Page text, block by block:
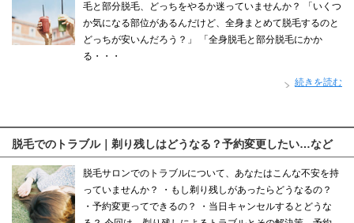
毛と部分脱毛、どっちをやるか迷っていませんか？ 「いくつ
か気になる部位があるんだけど、全身まとめて脱毛するのと
どっちが安いんだろう？」 「全身脱毛と部分脱毛にかか
る・・・
続きを読む
脱毛でのトラブル｜剃り残しはどうなる？予約変更したい…など
脱毛サロンでのトラブルについて、あなたはこんな不安を持
っていませんか？ ・もし剃り残しがあったらどうなるの？
・予約変更ってできるの？ ・当日キャンセルするとどうな